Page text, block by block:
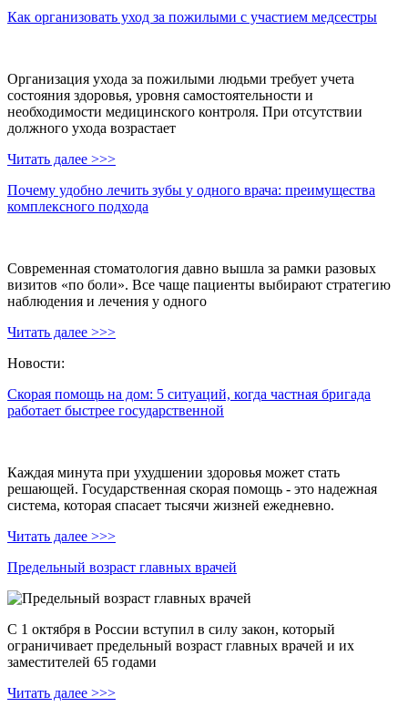
Как организовать уход за пожилыми с участием медсестры
Организация ухода за пожилыми людьми требует учета
состояния здоровья, уровня самостоятельности и
необходимости медицинского контроля. При отсутствии
должного ухода возрастает
Читать далее >>>
Почему удобно лечить зубы у одного врача: преимущества
комплексного подхода
Современная стоматология давно вышла за рамки разовых
визитов «по боли». Все чаще пациенты выбирают стратегию
наблюдения и лечения у одного
Читать далее >>>
Новости:
Скорая помощь на дом: 5 ситуаций, когда частная бригада
работает быстрее государственной
Каждая минута при ухудшении здоровья может стать
решающей. Государственная скорая помощь - это надежная
система, которая спасает тысячи жизней ежедневно.
Читать далее >>>
Предельный возраст главных врачей
С 1 октября в России вступил в силу закон, который
ограничивает предельный возраст главных врачей и их
заместителей 65 годами
Читать далее >>>